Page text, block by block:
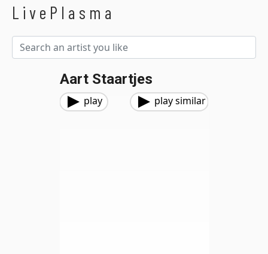
LivePlasma
Aart Staartjes
play play similar